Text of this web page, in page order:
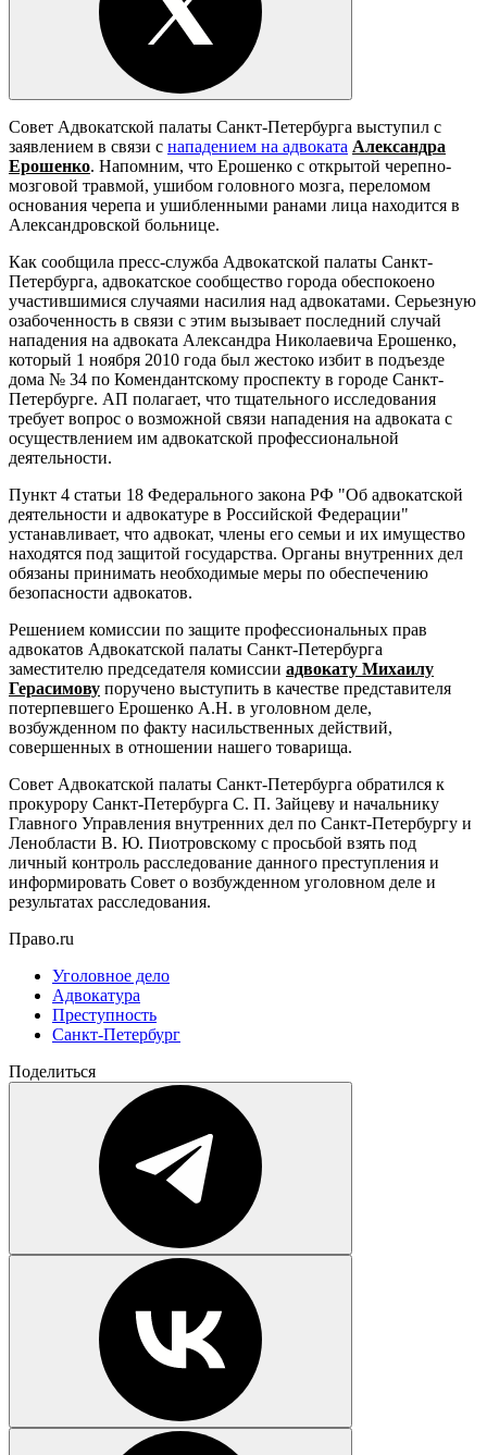
Совет Адвокатской палаты Санкт-Петербурга выступил с
заявлением в связи с нападением на адвоката Александра
Ерошенко. Напомним, что Ерошенко с открытой черепно-
мозговой травмой, ушибом головного мозга, переломом
основания черепа и ушибленными ранами лица находится в
Александровской больнице.
Как сообщила пресс-служба Адвокатской палаты Санкт-
Петербурга, адвокатское сообщество города обеспокоено
участившимися случаями насилия над адвокатами. Серьезную
озабоченность в связи с этим вызывает последний случай
нападения на адвоката Александра Николаевича Ерошенко,
который 1 ноября 2010 года был жестоко избит в подъезде
дома № 34 по Комендантскому проспекту в городе Санкт-
Петербурге. АП полагает, что тщательного исследования
требует вопрос о возможной связи нападения на адвоката с
осуществлением им адвокатской профессиональной
деятельности.
Пункт 4 статьи 18 Федерального закона РФ "Об адвокатской
деятельности и адвокатуре в Российской Федерации"
устанавливает, что адвокат, члены его семьи и их имущество
находятся под защитой государства. Органы внутренних дел
обязаны принимать необходимые меры по обеспечению
безопасности адвокатов.
Решением комиссии по защите профессиональных прав
адвокатов Адвокатской палаты Санкт-Петербурга
заместителю председателя комиссии адвокату Михаилу
Герасимову поручено выступить в качестве представителя
потерпевшего Ерошенко А.Н. в уголовном деле,
возбужденном по факту насильственных действий,
совершенных в отношении нашего товарища.
Совет Адвокатской палаты Санкт-Петербурга обратился к
прокурору Санкт-Петербурга С. П. Зайцеву и начальнику
Главного Управления внутренних дел по Санкт-Петербургу и
Ленобласти В. Ю. Пиотровскому с просьбой взять под
личный контроль расследование данного преступления и
информировать Совет о возбужденном уголовном деле и
результатах расследования.
Право.ru
Уголовное дело
Адвокатура
Преступность
Санкт-Петербург
Поделиться